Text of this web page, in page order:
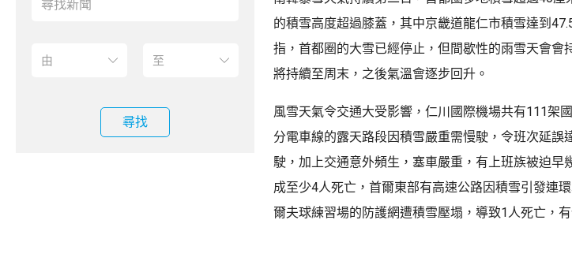
尋找
的積雪高度超過膝蓋，其中京畿道龍仁市積雪達到
指，首都圈的大雪已經停止，但間歇性的雨雪天會會
將持續至周末，之後氣溫會逐步回升。
風雪天氣令交通大受影響，仁川國際機場共有111架
分電車線的露天路段因積雪嚴重需慢駛，令班次延誤
駛，加上交通意外頻生，塞車嚴重，有上班族被迫
成至少4人死亡，首爾東部有高速公路因積雪引發連
爾夫球練習場的防護網遭積雪壓塌，導致1人死亡，